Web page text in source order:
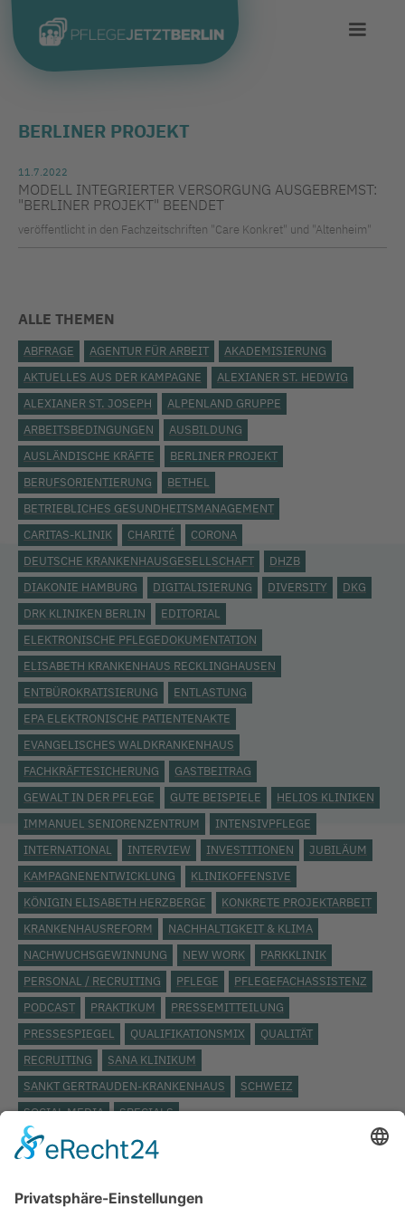
BERLINER PROJEKT
11.7.2022
MODELL INTEGRIERTER VERSORGUNG AUSGEBREMST:
"BERLINER PROJEKT" BEENDET
veröffentlicht in den Fachzeitschriften "Care Konkret" und "Altenheim"
ALLE THEMEN
ABFRAGE AGENTUR FÜR ARBEIT
AKADEMISIERUNG
AKTUELLES AUS DER KAMPAGNE
ALEXIANER ST. HEDWIG
ALEXIANER ST. JOSEPH
ALPENLAND GRUPPE
ARBEITSBEDINGUNGEN
AUSBILDUNG
AUSLÄNDISCHE KRÄFTE
BERLINER PROJEKT
BERUFSORIENTIERUNG
BETHEL
BETRIEBLICHES GESUNDHEITSMANAGEMENT
CARITAS-KLINIK
CHARITÉ
CORONA
DEUTSCHE KRANKENHAUSGESELLSCHAFT
DHZB
DIAKONIE HAMBURG
DIGITALISIERUNG DIVERSITY
DKG
DRK KLINIKEN BERLIN
EDITORIAL
ELEKTRONISCHE PFLEGEDOKUMENTATION
ELISABETH KRANKENHAUS RECKLINGHAUSEN
ENTBÜROKRATISIERUNG
ENTLASTUNG
EPA ELEKTRONISCHE PATIENTENAKTE
EVANGELISCHES WALDKRANKENHAUS
FACHKRÄFTESICHERUNG
GASTBEITRAG
GEWALT IN DER PFLEGE
GUTE BEISPIELE
HELIOS KLINIKEN
IMMANUEL SENIORENZENTRUM
INTENSIVPFLEGE
INTERNATIONAL
INTERVIEW INVESTITIONEN
JUBILÄUM
KAMPAGNENENTWICKLUNG
KLINIKOFFENSIVE
KÖNIGIN ELISABETH HERZBERGE
KONKRETE PROJEKTARBEIT
KRANKENHAUSREFORM
NACHHALTIGKEIT & KLIMA
NACHWUCHSGEWINNUNG
NEW WORK
PARKKLINIK
PERSONAL / RECRUITING
PFLEGE
PFLEGEFACHASSISTENZ
PODCAST
PRAKTIKUM
PRESSEMITTEILUNG
PRESSESPIEGEL
QUALIFIKATIONSMIX
QUALITÄT
RECRUITING
SANA KLINIKUM
SANKT GERTRAUDEN-KRANKENHAUS
SCHWEIZ
SOCIAL MEDIA
SPECIALS
STÄDTISCHES KLINIKUM LÜNEBURG
UKB
UKRAINE
VERANSTALTUNG